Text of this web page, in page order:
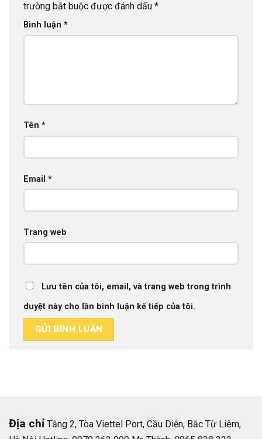
trường bắt buộc được đánh dấu *
Bình luận *
Tên *
Email *
Trang web
Lưu tên của tôi, email, và trang web trong trình
duyệt này cho lần bình luận kế tiếp của tôi.
Địa chỉ Tầng 2, Tòa Viettel Port, Cầu Diễn, Bắc Từ Liêm,